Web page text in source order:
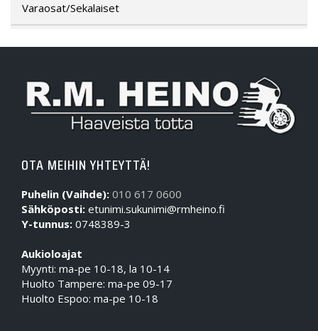
Varaosat/Sekalaiset
OTA MEIHIN YHTEYTTÄ!
Puhelin (Vaihde): 010 617 0600
Sähköposti: etunimi.sukunimi@rmheino.fi
Y-tunnus: 0748389-3
Aukioloajat
Myynti: ma-pe 10-18, la 10-14
Huolto Tampere: ma-pe 09-17
Huolto Espoo: ma-pe 10-18